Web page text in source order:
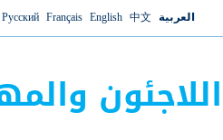
العربية 中文
English
Français
Русский
اللاجئون